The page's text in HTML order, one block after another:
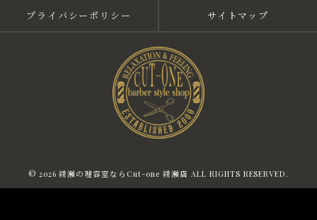
プライバシーポリシー サイトマップ
© 2026 綾瀬の理容室ならCut-one 綾瀬店 ALL RIGHTS RESERVED.